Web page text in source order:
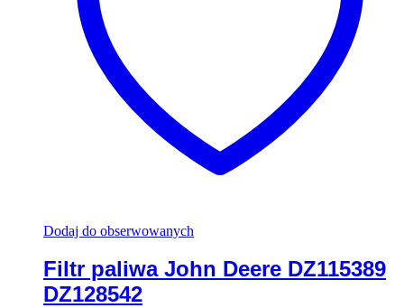
Dodaj do obserwowanych
Filtr paliwa John Deere DZ115389
DZ128542